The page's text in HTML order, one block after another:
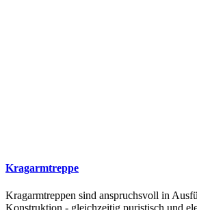
Kragarmtreppe
Kragarmtreppen sind anspruchsvoll in
Konstruktion - gleichzeitig puristisch und